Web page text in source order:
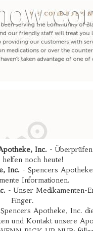
Inc. -
helfen noch heute!
Inc. - Spencers
Informationen.
- Unser Medikamenten-
Finger.
Apotheke, Inc.
und Kontakt unsere